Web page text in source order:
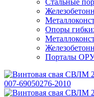
Опоры
Порталы ОРУ